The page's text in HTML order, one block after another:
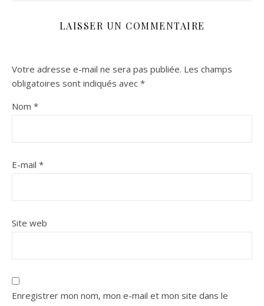
LAISSER UN COMMENTAIRE
Votre adresse e-mail ne sera pas publiée. Les champs
obligatoires sont indiqués avec *
Nom *
E-mail *
Site web
Enregistrer mon nom, mon e-mail et mon site dans le